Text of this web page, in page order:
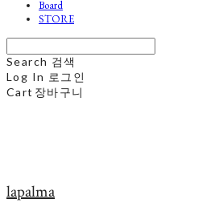
Board
STORE
Search 검색
Log In 로그인
Cart 장바구니
lapalma